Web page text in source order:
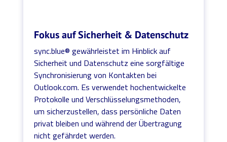
Fokus auf Sicherheit & Datenschutz
sync.blue® gewährleistet im Hinblick auf
Sicherheit und Datenschutz eine sorgfältige
Synchronisierung von Kontakten bei
Outlook.com. Es verwendet hochentwickelte
Protokolle und Verschlüsselungsmethoden,
um sicherzustellen, dass persönliche Daten
privat bleiben und während der Übertragung
nicht gefährdet werden.